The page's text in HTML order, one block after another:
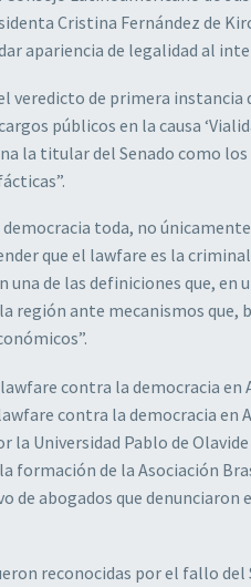
Cristina Fernández de
apariencia de legalidad al
veredicto de primera
públicos en la causa
la titular del Senado como los
toda, no
que el lawfare es la
una de las definiciones que,
región ante mecanismos que,
contra la democracia en
la Universidad Pablo de
formación de la Asociación
de abogados que
reconocidas por el fallo